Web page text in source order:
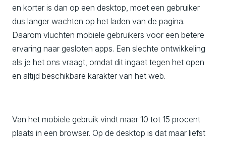
en korter is dan op een desktop, moet een gebruiker
dus langer wachten op het laden van de pagina.
Daarom vluchten mobiele gebruikers voor een betere
ervaring naar gesloten apps. Een slechte ontwikkeling
als je het ons vraagt, omdat dit ingaat tegen het open
en altijd beschikbare karakter van het web.
Van het mobiele gebruik vindt maar 10 tot 15 procent
plaats in een browser. Op de desktop is dat maar liefst